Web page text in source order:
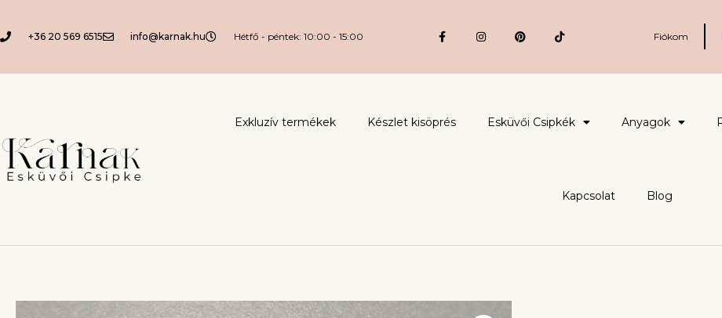
+36 20 569 6515 info@karnak.hu Hétfő - péntek: 10:00 - 15:00 Fiókom
Exkluzív termékek Készlet kisöprés Esküvői Csipkék Anyagok
Kapcsolat Blog